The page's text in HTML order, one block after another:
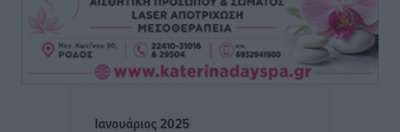
Ατρόμητος Διμυλιάς: Ο Μαργαρίτης και μία
αδιαπραγμάτευτη φιλοσοφία
Αθλητικά• πριν 13 ώρες
ΠαπαεμμανουήλΙανουάριος 2025